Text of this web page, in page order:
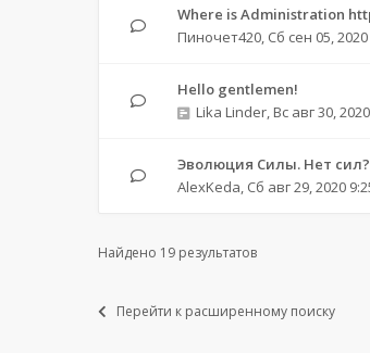
Where is Administration
Пиночет420, Сб сен 05,
Hello gentlemen!
Lika Linder, Вс авг 30,
Эволюция Силы. Нет сил?
AlexKeda, Сб авг 29, 2020
Найдено 19 результатов
Перейти к расширенному поиску